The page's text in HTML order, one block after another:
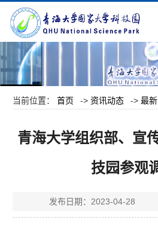
当前位置： 首页 -> 资讯动态 -> 最
青海大学组织部、宣
技园参观
发布日期：2023-04-28